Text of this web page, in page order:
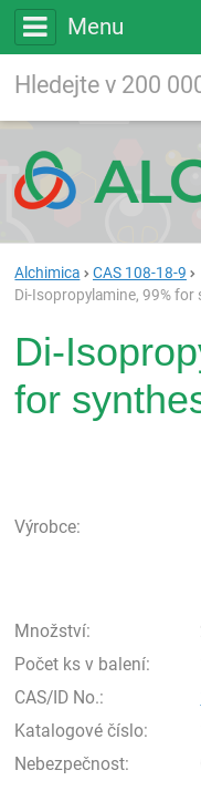
Menu
Vyhledávání
Alchimica
CAS 108-18-9
Di-Isopropylamine, 99% for
Di-
for
Výrobce:
Množství:
Počet ks v balení:
CAS/ID No.:
Katalogové číslo:
Nebezpečnost: